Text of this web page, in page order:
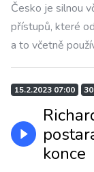
Česko je silnou
přístupů, které
a to včetně
15.2.2023 07:00
konce